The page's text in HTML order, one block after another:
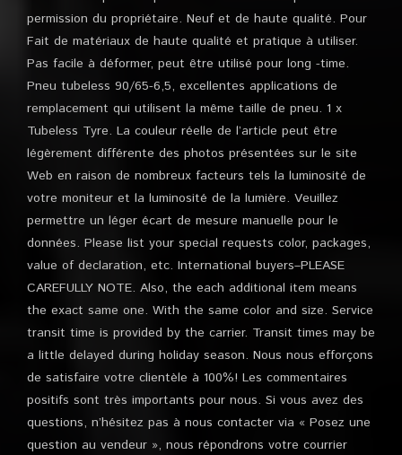
permission du propriétaire. Neuf et de haute qualité. Pour
Fait de matériaux de haute qualité et pratique à utiliser.
Pas facile à déformer, peut être utilisé pour long -time.
Pneu tubeless 90/65-6,5, excellentes applications de
remplacement qui utilisent la même taille de pneu. 1 x
Tubeless Tyre. La couleur réelle de l’article peut être
légèrement différente des photos présentées sur le site
Web en raison de nombreux facteurs tels la luminosité de
votre moniteur et la luminosité de la lumière. Veuillez
permettre un léger écart de mesure manuelle pour le
données. Please list your special requests color, packages,
value of declaration, etc. International buyers–PLEASE
CAREFULLY NOTE. Also, the each additional item means
the exact same one. With the same color and size. Service
transit time is provided by the carrier. Transit times may be
a little delayed during holiday season. Nous nous efforçons
de satisfaire votre clientèle à 100%! Les commentaires
positifs sont très importants pour nous. Si vous avez des
questions, n’hésitez pas à nous contacter via « Posez une
question au vendeur », nous répondrons votre courrier